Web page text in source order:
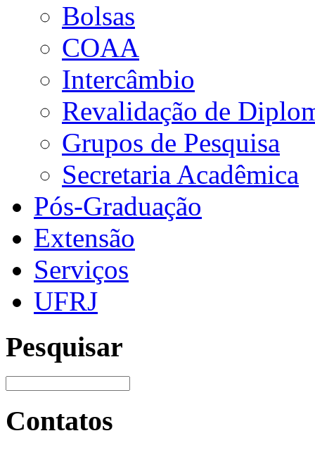
Bolsas
COAA
Intercâmbio
Revalidação de
Grupos de Pesquisa
Secretaria Acadêmica
Pós-Graduação
Extensão
Serviços
UFRJ
Pesquisar
Contatos